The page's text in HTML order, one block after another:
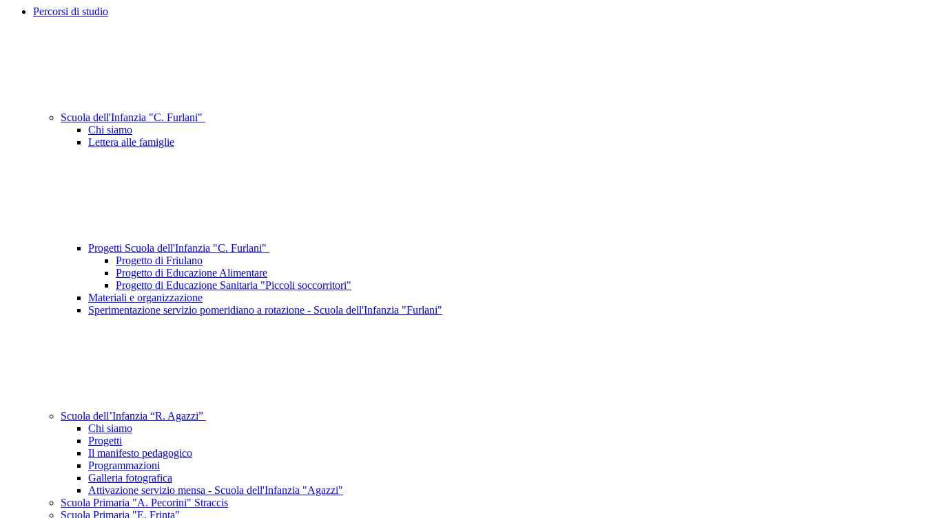
Percorsi di studio
Scuola dell'Infanzia "C. Furlani"
Chi siamo
Lettera alle famiglie
Progetti Scuola dell'Infanzia "C. Furlani"
Progetto di Friulano
Progetto di Educazione Alimentare
Progetto di Educazione Sanitaria "Piccoli soccorritori"
Materiali e organizzazione
Sperimentazione servizio pomeridiano a rotazione - Scuola dell'Infanzia "Furlani"
Scuola dell’Infanzia “R. Agazzi”
Chi siamo
Progetti
Il manifesto pedagogico
Programmazioni
Galleria fotografica
Attivazione servizio mensa - Scuola dell'Infanzia "Agazzi"
Scuola Primaria "A. Pecorini" Straccis
Scuola Primaria "E. Frinta"